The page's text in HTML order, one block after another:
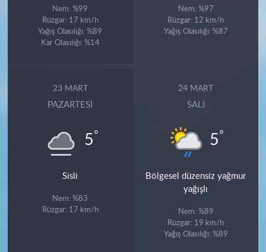
Nem: %99
Rüzgar: 17 km/h
Yağış Olasılığı: %89
Kar Olasılığı: %14
Nem: %97
Rüzgar: 12 km/h
Yağış Olasılığı: %87
23 MART
PAZARTESI
5°
Sisli
Nem: %83
Rüzgar: 17 km/h
24 MART
SALI
5°
Bölgesel düzensiz yağmur
yağışlı
Nem: %89
Rüzgar: 19 km/h
Yağış Olasılığı: %89